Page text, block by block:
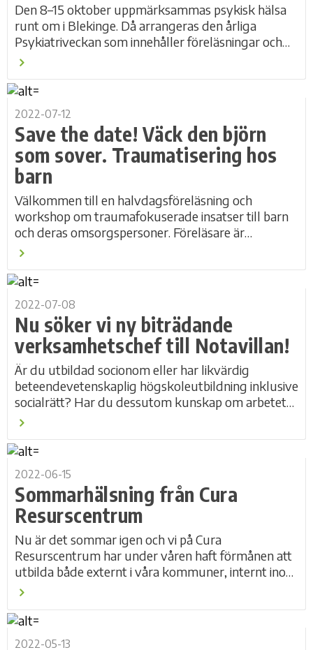
Den 8–15 oktober uppmärksammas psykisk hälsa
runt om i Blekinge. Då arrangeras den årliga
Psykiatriveckan som innehåller föreläsningar och
aktiviteter, fysiska och digitala. En av Curas...
2022-07-12
Save the date! Väck den björn
som sover. Traumatisering hos
barn
Välkommen till en halvdagsföreläsning och
workshop om traumafokuserade insatser till barn
och deras omsorgspersoner. Föreläsare är
medförfattare till Traumatisering hos barn – en
2022-07-08
Nu söker vi ny biträdande
verksamhetschef till Notavillan!
Är du utbildad socionom eller har likvärdig
beteendevetenskaplig högskoleutbildning inklusive
socialrätt? Har du dessutom kunskap om arbetet
på HVB-hem och erfarenhet av utredning kring...
2022-06-15
Sommarhälsning från Cura
Resurscentrum
Nu är det sommar igen och vi på Cura
Resurscentrum har under våren haft förmånen att
utbilda både externt i våra kommuner, internt inom
Cura Individutveckling och själva gått utbildning i...
2022-05-13